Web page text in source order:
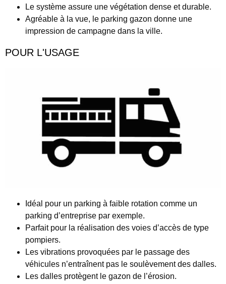
Le système assure une végétation dense et durable.
Agréable à la vue, le parking gazon donne une
impression de campagne dans la ville.
POUR L'USAGE
Idéal pour un parking à faible rotation comme un
parking d’entreprise par exemple.
Parfait pour la réalisation des voies d’accès de type
pompiers.
Les vibrations provoquées par le passage des
véhicules n’entraînent pas le soulèvement des dalles.
Les dalles protègent le gazon de l’érosion.